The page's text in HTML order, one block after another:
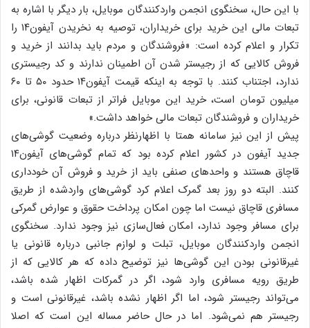
با این ‌حال، سخنگوی انجمن واردکنندگان موبایل، بار دیگر با اشاره به
تبعات مالی این خرید برای خریداران، توصیه به نخریدن آیفون۱۴ را
تکرار و اعلام کرده است: «فروشندگان و مردم باید بدانند از خرید و
فروش کالایی که از رجیستر شدن آن اطمینان ندارند و کد رجیستری
ندارد، اجتناب کنند. با توجه به اینکه قیمت آیفون۱۴ حدود ۵۰ تا ۶۰
میلیون تومان است، خرید این موبایل فراتر از تبعات قانونی، برای
خریداران و فروشندگان تبعات مالی خواهد داشت.»
پیش از این نیز سامانه همتا با اظهارنظر درباره وضعیت گوشی‌های
جدید آیفون در کشور اعلام کرده بود که تمام گوشی‌های آیفون۱۴
قاچاق هستند و واحدهای صنفی باید از خرید و فروش آن خودداری
کنند. البته دو روز بعد گمرک اعلام کرد گوشی‌های واردشده از طریق
مسافری قاچاق نیست اما چون امکان پرداخت حقوق و عوارض گمرکی
برای مسافر وجود ندارد، امکان فعال‌سازی نیز وجود ندارد. سخنگوی
انجمن واردکنندگان موبایل، تبلت و لوازم جانبی درباره قانونی یا
غیرقانونی بودن این گوشی‌ها نیز توضیح داده که هر کالایی که از
طریق رویه مسافری وارد شود، اگر در گمرکات اظهار شده باشد،
می‌تواند رجیستر شود، اما اگر اظهار نشده باشد، غیرقانونی است و
رجیستر هم نمی‌شود. اما در حال حاضر مساله این است که اصلا